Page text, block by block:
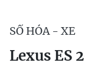
SỐ HÓA - XE
Lexus ES